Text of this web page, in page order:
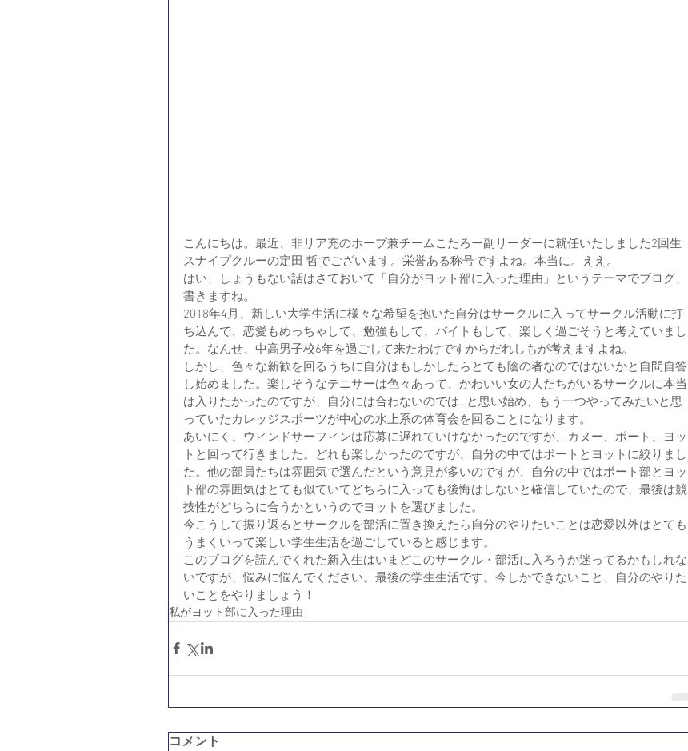
こんにちは。最近、非リア充のホープ兼チームこたろー副リーダーに就任いたしました2回生
スナイプクルーの定田 哲でございます。栄誉ある称号ですよね。本当に。ええ。
はい、しょうもない話はさておいて「自分がヨット部に入った理由」というテーマでブログ、
書きますね。
2018年4月、新しい大学生活に様々な希望を抱いた自分はサークルに入ってサークル活動に打
ち込んで、恋愛もめっちゃして、勉強もして、バイトもして、楽しく過ごそうと考えていまし
た。なんせ、中高男子校6年を過ごして来たわけですからだれしもが考えますよね。
しかし、色々な新歓を回るうちに自分はもしかしたらとても陰の者なのではないかと自問自答
し始めました。楽しそうなテニサーは色々あって、かわいい女の人たちがいるサークルに本当
は入りたかったのですが、自分には合わないのでは...と思い始め、もう一つやってみたいと思
っていたカレッジスポーツが中心の水上系の体育会を回ることになります。
あいにく、ウィンドサーフィンは応募に遅れていけなかったのですが、カヌー、ボート、ヨッ
トと回って行きました。どれも楽しかったのですが、自分の中ではボートとヨットに絞りまし
た。他の部員たちは雰囲気で選んだという意見が多いのですが、自分の中ではボート部とヨッ
ト部の雰囲気はとても似ていてどちらに入っても後悔はしないと確信していたので、最後は競
技性がどちらに合うかというのでヨットを選びました。
今こうして振り返るとサークルを部活に置き換えたら自分のやりたいことは恋愛以外はとても
うまくいって楽しい学生生活を過ごしていると感じます。
このブログを読んでくれた新入生はいまどこのサークル・部活に入ろうか迷ってるかもしれな
いですが、悩みに悩んでください。最後の学生生活です。今しかできないこと、自分のやりた
いことをやりましょう！
私がヨット部に入った理由
コメント